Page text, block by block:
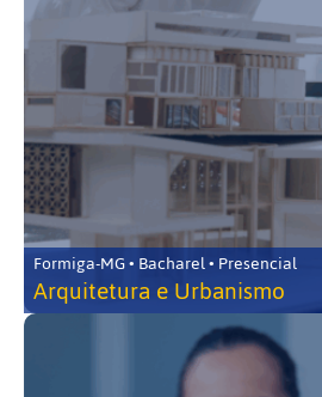
Formiga-MG • Bacharel • Presencial
Arquitetura e Urbanismo